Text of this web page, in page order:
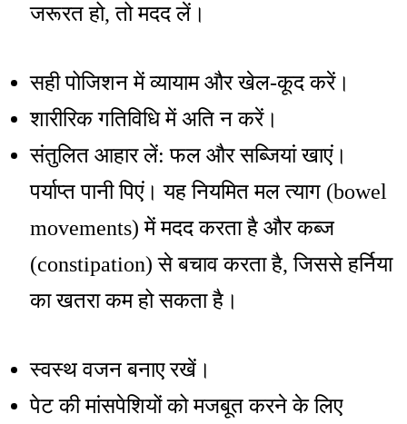
जरूरत हो, तो मदद लें।
सही पोजिशन में व्यायाम और खेल-कूद करें।
शारीरिक गतिविधि में अति न करें।
संतुलित आहार लें: फल और सब्जियां खाएं।
पर्याप्त पानी पिएं। यह नियमित मल त्याग (bowel
movements) में मदद करता है और कब्ज
(constipation) से बचाव करता है, जिससे हर्निया
का खतरा कम हो सकता है।
स्वस्थ वजन बनाए रखें।
पेट की मांसपेशियों को मजबूत करने के लिए